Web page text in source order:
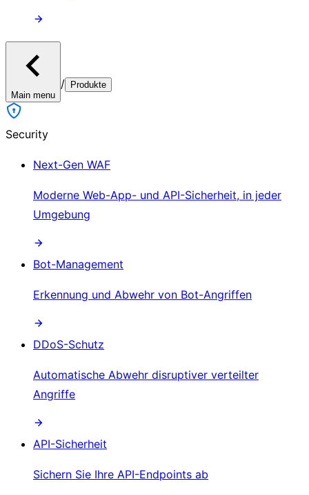
Main menu
/ Produkte
Security
Next-Gen WAF
Moderne Web-App- und API-Sicherheit, in jeder
Umgebung
Bot-Management
Erkennung und Abwehr von Bot-Angriffen
DDoS-Schutz
Automatische Abwehr disruptiver verteilter
Angriffe
API-Sicherheit
Sichern Sie Ihre API-Endpoints ab